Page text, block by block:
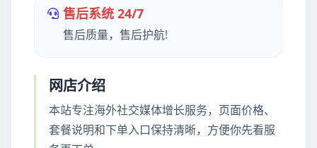
售后系统 24/7
售后质量，售后护航!
网店介绍
本站专注海外社交媒体增长服务，页面价格、
套餐说明和下单入口保持清晰，方便你先看服